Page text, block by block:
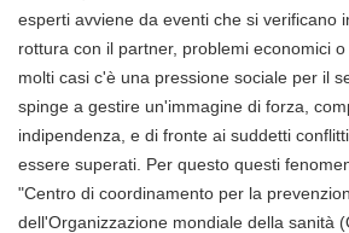
esperti avviene da eventi che si verificano
rottura con il partner, problemi economici
molti casi c'è una pressione sociale per il
spinge a gestire un'immagine di forza,
indipendenza, e di fronte ai suddetti
essere superati. Per questo questi
"Centro di coordinamento per la
dell'Organizzazione mondiale della sanità